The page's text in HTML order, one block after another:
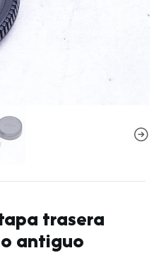
trasera
antiguo